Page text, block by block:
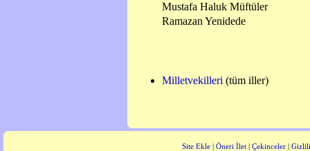
Mustafa Haluk Müftüler
Ramazan Yenidede
Milletvekilleri (tüm iller)
Site Ekle| Öneri İlet| Çekinceler|